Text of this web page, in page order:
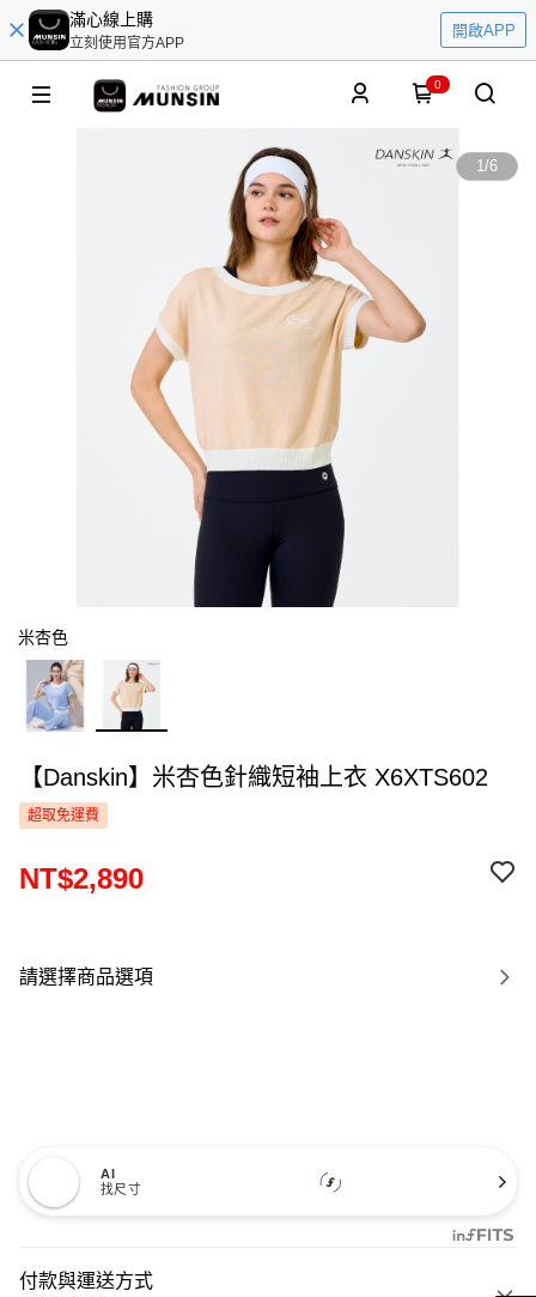
滿心線上購
立刻使用官方APP
開啟APP
0
1/6
米杏色
【Danskin】米杏色針織短袖上衣 X6XTS602
超取免運費
NT$2,890
請選擇商品選項
AI
找尺寸
付款與運送方式